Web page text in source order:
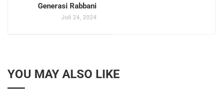
Generasi Rabbani
Juli 24, 2024
YOU MAY ALSO LIKE